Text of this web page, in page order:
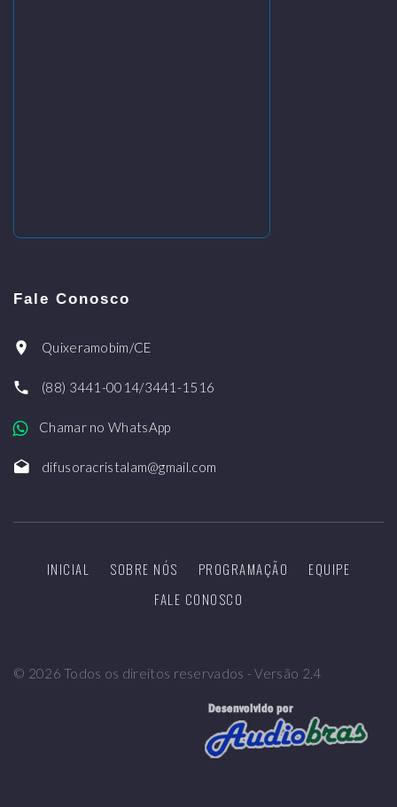
Fale Conosco
Quixeramobim/CE
(88) 3441-0014/3441-1516
Chamar no WhatsApp
difusoracristalam@gmail.com
INICIAL SOBRE NÓS PROGRAMAÇÃO
EQUIPE
FALE CONOSCO
© 2026 Todos os direitos reservados - Versão 2.4